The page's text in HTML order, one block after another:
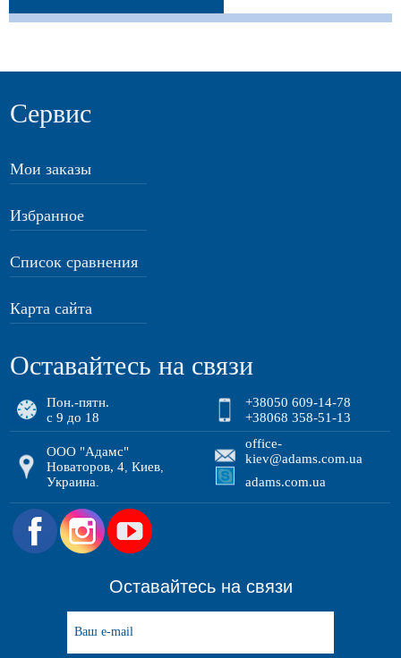
Сервис
Мои заказы
Избранное
Список сравнения
Карта сайта
Оставайтесь на связи
Пон.-пятн.
с 9 до 18
+38050 609-14-78
+38068 358-51-13
ООО "Адамс"
Новаторов, 4 ,Киев
Украина
office-
kiev@adams.com.ua
adams.com.ua
.
Оставайтесь на связи